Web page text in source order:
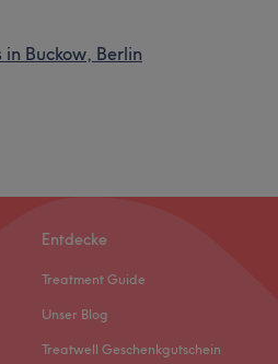
Buckow, Berlin
Entdecke
Treatment Guide
Unser Blog
Treatwell Geschenkgutschein